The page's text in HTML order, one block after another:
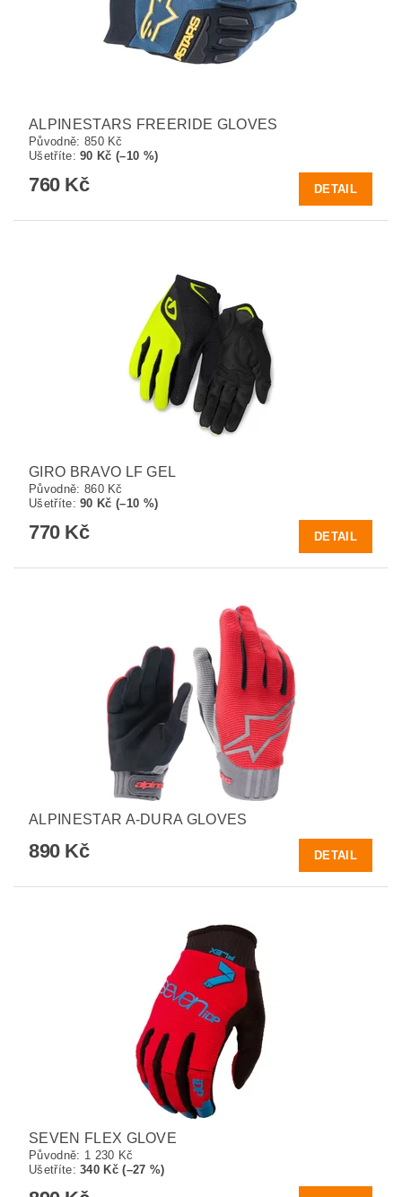
ALPINESTARS FREERIDE GLOVES
Původně: 850 Kč
Ušetříte:90 Kč (–10 %)
760 Kč DETAIL
GIRO BRAVO LF GEL
Původně: 860 Kč
Ušetříte:90 Kč (–10 %)
770 Kč DETAIL
ALPINESTAR A-DURA GLOVES
890 Kč DETAIL
SEVEN FLEX GLOVE
Původně: 1 230 Kč
Ušetříte:340 Kč (–27 %)